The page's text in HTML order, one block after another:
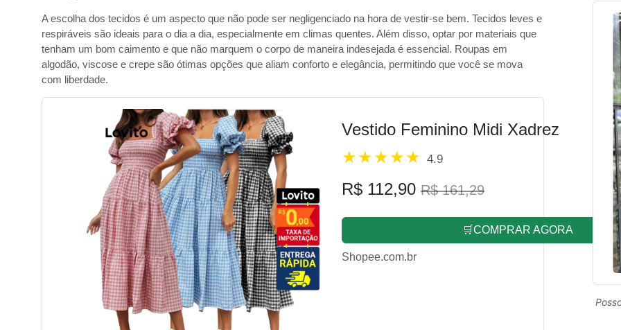
A escolha dos tecidos é um aspecto que não pode ser negligenciado na hora de vestir-se bem. Tecidos leves e
respiráveis são ideais para o dia a dia, especialmente em climas quentes. Além disso, optar por materiais que
tenham um bom caimento e que não marquem o corpo de maneira indesejada é essencial. Roupas em
algodão, viscose e crepe são ótimas opções que aliam conforto e elegância, permitindo que você se mova
com liberdade.
Vestido Feminino Midi Xadrez
4.9
R$ 112,90 R$ 161,29
🛒COMPRAR AGORA
Shopee.com.br